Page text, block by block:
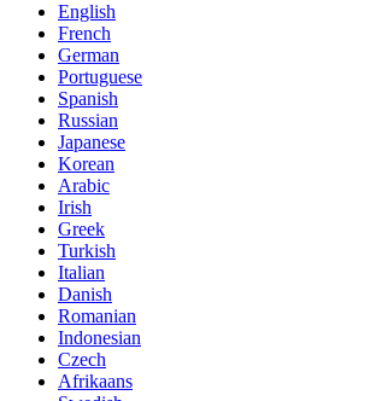
English
French
German
Portuguese
Spanish
Russian
Japanese
Korean
Arabic
Irish
Greek
Turkish
Italian
Danish
Romanian
Indonesian
Czech
Afrikaans